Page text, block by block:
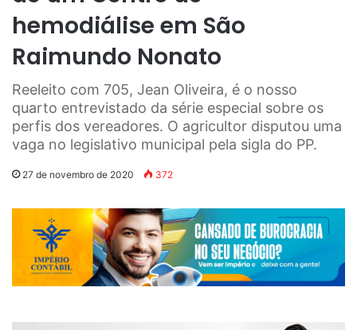
hemodiálise em São
Raimundo Nonato
Reeleito com 705, Jean Oliveira, é o nosso
quarto entrevistado da série especial sobre os
perfis dos vereadores. O agricultor disputou uma
vaga no legislativo municipal pela sigla do PP.
27 de novembro de 2020 372